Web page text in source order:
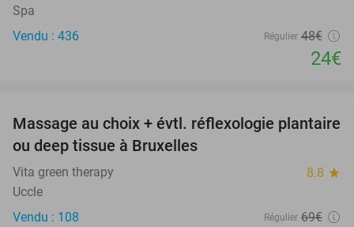
Spa
Vendu : 436
Régulier 48€
24€
49%
Massage au choix + évtl. réflexologie plantaire
ou deep tissue à Bruxelles
Vita green therapy 8.8 star
Uccle
Vendu : 108
Régulier 69€